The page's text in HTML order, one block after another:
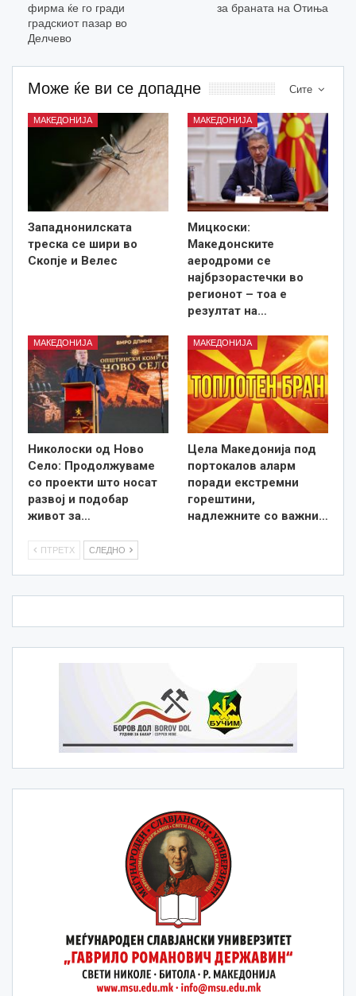
фирма ќе го гради
градскиот пазар во
Делчево
за браната на Отиња
Сите
Може ќе ви се допадне
МАКЕДОНИЈА
Западнонилската
треска се шири во
Скопје и Велес
МАКЕДОНИЈА
Мицкоски:
Македонските
аеродроми се
најбрзорастечки во
регионот – тоа е
резултат на…
МАКЕДОНИЈА
Николоски од Ново
Село: Продолжуваме
со проекти што носат
развој и подобар
живот за…
МАКЕДОНИЈА
Цела Македонија под
портокалов аларм
поради екстремни
горештини,
надлежните со важни…
ПТРЕТХ СЛЕДНО